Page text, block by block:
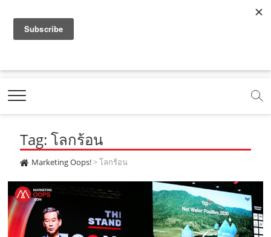
a
e
b
o
o
k
.
c
o
o
t
b
e
.
c
o
m
.
o
e
m
e
t
g
r
a
m
c
t
k
c
o
m
Marketing Oops!
DIGITAL | CREATIVE | ADVERTISING | CAMPAIGN |
Tag: โลกร้อน
Marketing Oops!>โลกร้อน